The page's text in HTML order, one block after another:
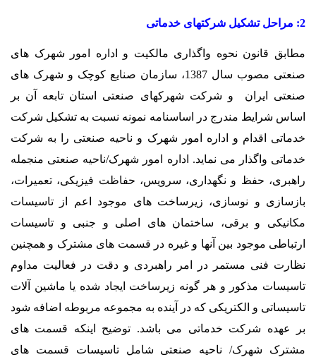
2: مراحلتشکیل شرکتهای خدماتی
مطابق قانون نحوه واگذاری مالکیت و اداره امور شهرک های
صنعتی مصوب سال 1387، سازمان صنایع کوچک و شهرک های
صنعتی ایران و شرکت شهرکهای صنعتی استان تابعه آن بر
اساس شرایط مندرج در اساسنامه نمونه نسبت به تشکیل شرکت
خدماتی اقدام و اداره امور شهرک و ناحیه صنعتی را به شرکت
خدماتی واگذار می نماید. اداره امور شهرک/ناحیه صنعتی منجمله
راهبری، حفظ و نگهداری، سرویس، حفاظت فیزیکی، تعمیرات،
بازسازی و نوسازی، زیرساخت های موجود اعم از تاسیسات
مکانیکی و برقی، ساختمان های اصلی و جنبی و تاسیسات
ارتباطی موجود بین آنها و غیره در قسمت های مشترک و همچنین
نظارت فنی مستمر در امر راهبردی و دقت در فعالیت مداوم
تاسیسات مذکور و هر گونه زیرساخت ایجاد شده یا ماشین آلات
تاسیساتی و الکتریکی که در آینده به مجموعه مربوطه اضافه شود
بر عهده شرکت خدماتی می باشد. توضیح اینکه قسمت های
مشترک شهرک/ ناحیه صنعتی شامل تاسیسات قسمت های